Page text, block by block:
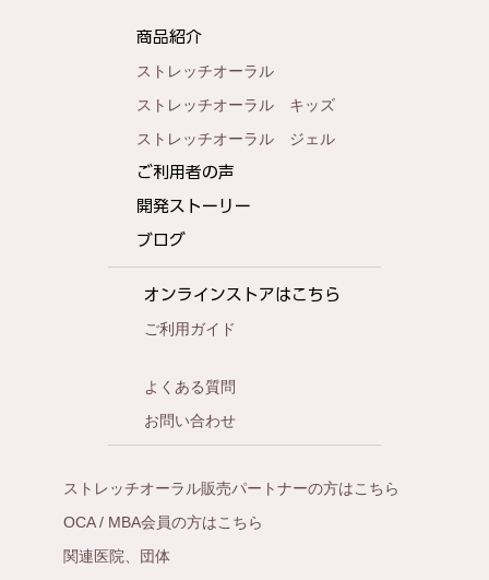
れた、特別な「父の日ギフト」のご案内
商品紹介
ストレッチオーラル
ストレッチオーラル キッズ
ストレッチオーラル ジェル
ご利用者の声
開発ストーリー
ブログ
オンラインストアはこちら
ご利用ガイド
よくある質問
お問い合わせ
ストレッチオーラル販売パートナーの方はこちら
OCA / MBA会員の方はこちら
関連医院、団体